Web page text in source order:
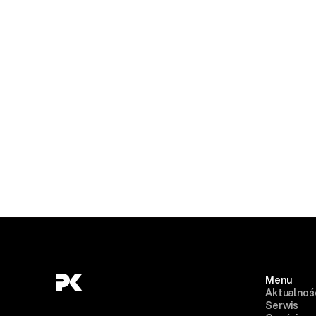
Menu
Serwis